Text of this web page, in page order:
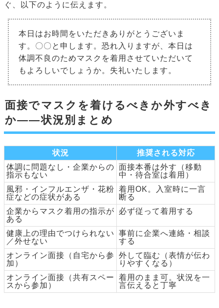
ぐ、以下のように伝えます。
本日はお時間をいただきありがとうございま
す。〇〇と申します。恐れ入りますが、本日は
体調不良のためマスクを着用させていただいて
もよろしいでしょうか。失礼いたします。
面接でマスクを着けるべきか外すべき
か——状況別まとめ
状況
推奨される対応
体調に問題なし・企業からの
指示もない
面接本番は外す（移動
中・待合室は着用）
風邪・インフルエンザ・花粉
症などの症状がある
着用OK。入室時に一言
断る
企業からマスク着用の指示が
ある
必ず従って着用する
健康上の理由でつけられない
／外せない
事前に企業へ連絡・相談
する
オンライン面接（自宅から参
加）
外して臨む（表情が伝わ
りやすくなる）
オンライン面接（共有スペー
スから参加）
着用のまま可。状況を一
言伝えると丁寧